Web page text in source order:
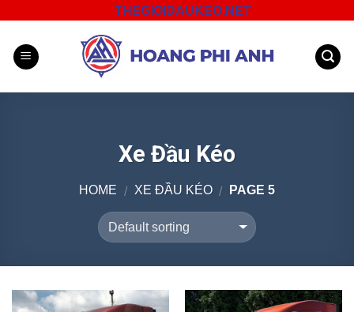
content
THEGIOIDAUKEO.NET
Xe Đầu Kéo
HOME / XE ĐẦU KÉO / PAGE 5